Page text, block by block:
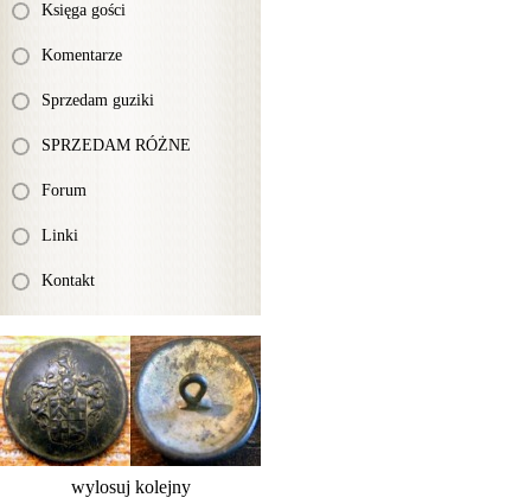
Księga gości
Komentarze
Sprzedam guziki
SPRZEDAM RÓŻNE
Forum
Linki
Kontakt
wylosuj kolejny